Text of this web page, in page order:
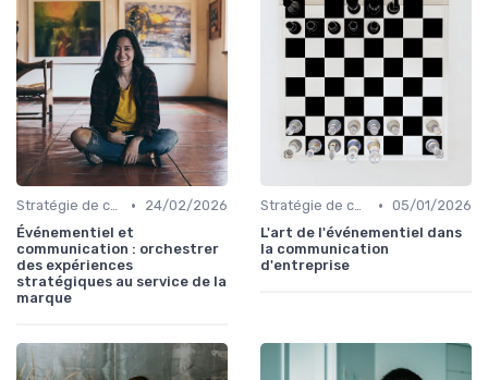
Stratégie de communication d’entreprise •
24/02/2026
Événementiel et
communication : orchestrer
des expériences
stratégiques au service de la
marque
Stratégie de communication d’entreprise • 05/01/2026
L'art de l'événementiel dans
la communication
d'entreprise